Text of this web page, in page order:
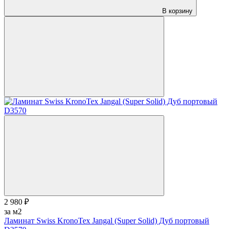
В корзину
2 980 ₽
за м2
Ламинат Swiss KronoTex Jangal (Super Solid) Дуб портовый